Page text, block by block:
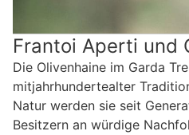
Frantoi Aperti und
Die Olivenhaine im Garda
mitjahrhundertealter
Natur werden sie seit
Besitzern an würdige